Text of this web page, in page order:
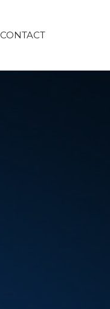
CONTACT